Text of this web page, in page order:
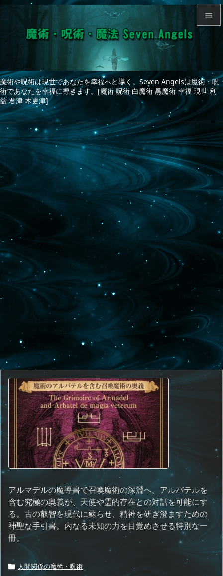
魔術や呪術は現世であなたを幸福へと導く。Seven Angelsは魔術・呪
術であなたを幸福に導きます。[魔術 呪術 白魔術 黒魔術 幸福 現世 利
益 君津 木更津]

サイド


次へ

アルマデルの魔導書で召喚魔術の深淵へ。アルバテルを
含む究極の奥義が、天使や霊的存在との対話を可能にす
る。古の叡智を現代に蘇らせ、精神を研ぎ澄ますための
神聖な手引書。内なる未知の力を目覚めさせる特別な一
冊。
 人間関係の魔術・呪術